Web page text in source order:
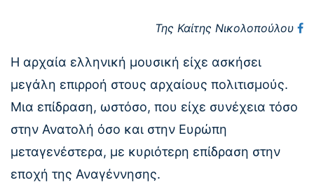
Της Καίτης Νικολοπούλου
Η αρχαία ελληνική μουσική είχε ασκήσει
μεγάλη επιρροή στους αρχαίους πολιτισμούς.
Μια επίδραση, ωστόσο, που είχε συνέχεια τόσο
στην Ανατολή όσο και στην Ευρώπη
μεταγενέστερα, με κυριότερη επίδραση στην
εποχή της Αναγέννησης.